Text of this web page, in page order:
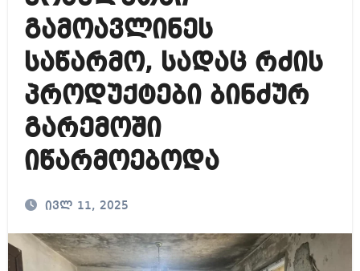
გამოავლინეს
საწარმო, სადაც რძის
პროდუქტები ბინძურ
გარემოში
იწარმოებოდა
ივლ 11, 2025